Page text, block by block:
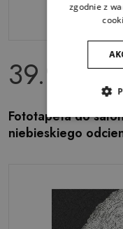
39.99 zł
Fototapeta do
niebieskiego
zgodnie z